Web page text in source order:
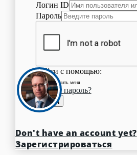
Логин ID
Пароль
Войти с помощью:
Запомнить меня
Забыли пароль?
Вход
Don't have an account yet?
Зарегистрироваться